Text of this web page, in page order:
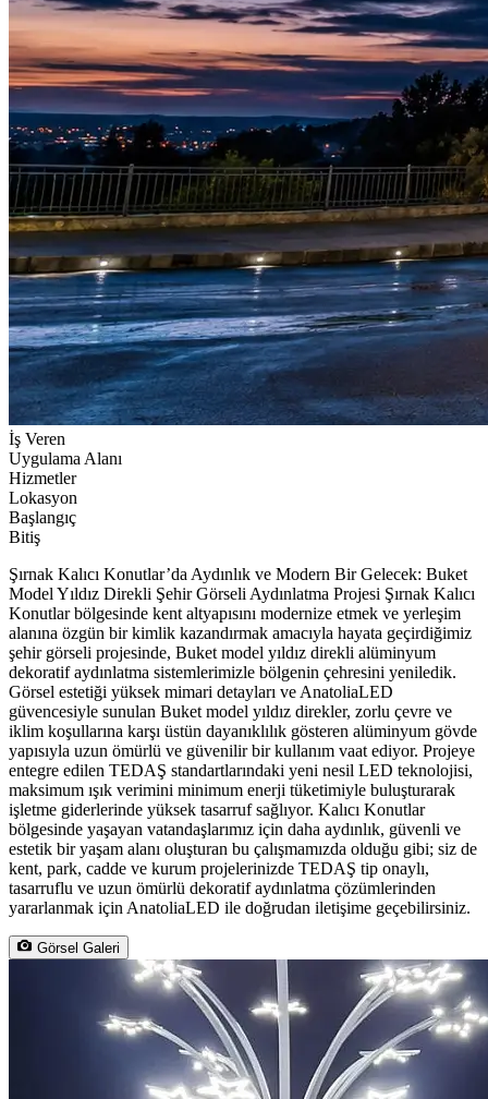
İş Veren
Uygulama Alanı
Hizmetler
Lokasyon
Başlangıç
Bitiş
Şırnak Kalıcı Konutlar’da Aydınlık ve Modern Bir Gelecek: Buket
Model Yıldız Direkli Şehir Görseli Aydınlatma Projesi Şırnak Kalıcı
Konutlar bölgesinde kent altyapısını modernize etmek ve yerleşim
alanına özgün bir kimlik kazandırmak amacıyla hayata geçirdiğimiz
şehir görseli projesinde, Buket model yıldız direkli alüminyum
dekoratif aydınlatma sistemlerimizle bölgenin çehresini yeniledik.
Görsel estetiği yüksek mimari detayları ve AnatoliaLED
güvencesiyle sunulan Buket model yıldız direkler, zorlu çevre ve
iklim koşullarına karşı üstün dayanıklılık gösteren alüminyum gövde
yapısıyla uzun ömürlü ve güvenilir bir kullanım vaat ediyor. Projeye
entegre edilen TEDAŞ standartlarındaki yeni nesil LED teknolojisi,
maksimum ışık verimini minimum enerji tüketimiyle buluşturarak
işletme giderlerinde yüksek tasarruf sağlıyor. Kalıcı Konutlar
bölgesinde yaşayan vatandaşlarımız için daha aydınlık, güvenli ve
estetik bir yaşam alanı oluşturan bu çalışmamızda olduğu gibi; siz de
kent, park, cadde ve kurum projelerinizde TEDAŞ tip onaylı,
tasarruflu ve uzun ömürlü dekoratif aydınlatma çözümlerinden
yararlanmak için AnatoliaLED ile doğrudan iletişime geçebilirsiniz.
Görsel Galeri